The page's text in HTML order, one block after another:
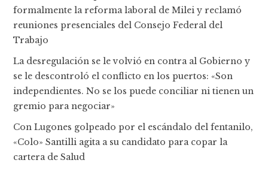
formalmente la reforma laboral de Milei y reclamó
reuniones presenciales del Consejo Federal del
Trabajo
La desregulación se le volvió en contra al Gobierno y
se le descontroló el conflicto en los puertos: «Son
independientes. No se los puede conciliar ni tienen un
gremio para negociar»
Con Lugones golpeado por el escándalo del fentanilo,
«Colo» Santilli agita a su candidato para copar la
cartera de Salud